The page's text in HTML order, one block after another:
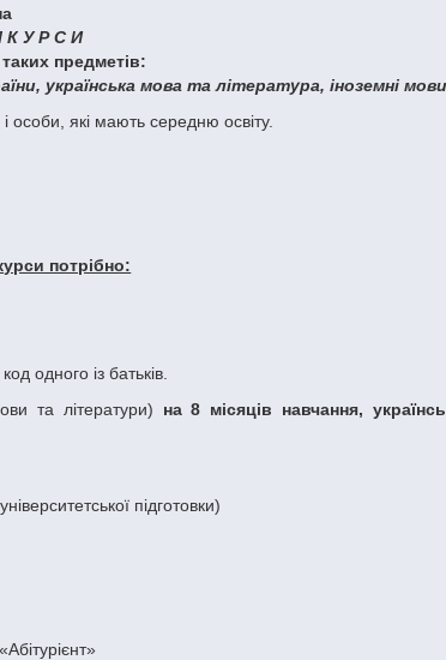
К У Р С И
предметів:
українська мова та література, іноземні мови
особи, які мають середню освіту.
потрібно:
одного із батьків.
та літератури) на 8 місяців навчання,
підготовки)